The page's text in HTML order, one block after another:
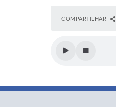
COMPARTILHAR